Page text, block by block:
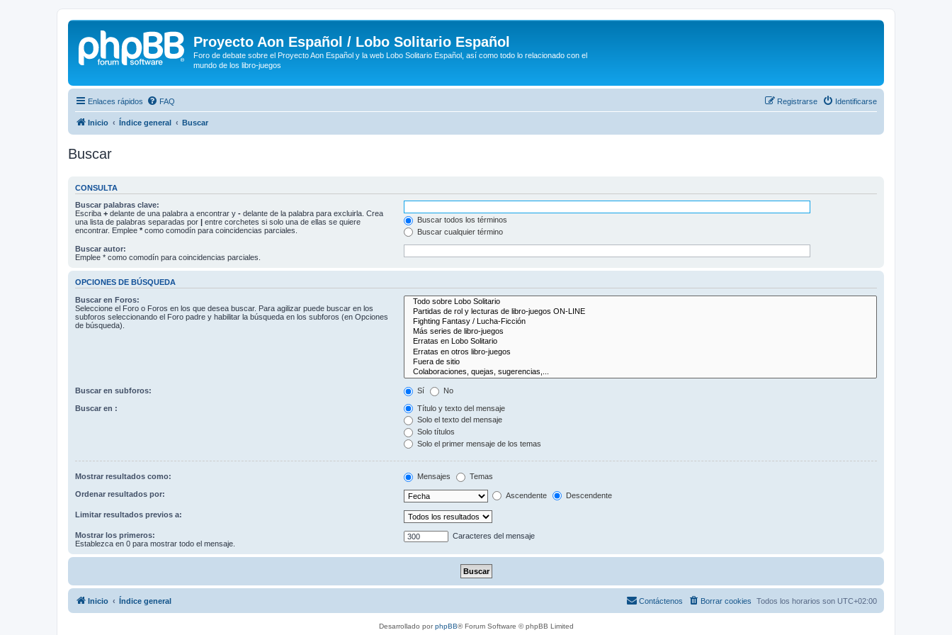
Proyecto Aon Español / Lobo Solitario Español
Foro de debate sobre el Proyecto Aon Español y la web Lobo Solitario Español, así como todo lo relacionado con el
mundo de los libro-juegos
Enlaces rápidos FAQ Identificarse
Registrarse
Inicio Índice general Buscar
Buscar
CONSULTA
Buscar palabras clave:
Escriba + delante de una palabra a encontrar y - delante de la palabra para excluirla. Crea
una lista de palabras separadas por | entre corchetes si solo una de ellas se quiere
encontrar. Emplee * como comodín para coincidencias parciales.
Buscar todos los términos
Buscar cualquier término
Buscar autor:
Emplee * como comodín para coincidencias parciales.
OPCIONES DE BÚSQUEDA
Buscar en Foros:
Seleccione el Foro o Foros en los que desea buscar. Para agilizar puede buscar en los
subforos seleccionando el Foro padre y habilitar la búsqueda en los subforos (en Opciones
de búsqueda).
Buscar en subforos: Sí No
Buscar en :
Título y texto del mensaje
Solo el texto del mensaje
Solo títulos
Solo el primer mensaje de los temas
Mostrar resultados como: Mensajes Temas
Ordenar resultados por: Ascendente Descendente
Limitar resultados previos a:
Mostrar los primeros:
Establezca en 0 para mostrar todo el mensaje.
Caracteres del mensaje
Inicio Índice general Todos los horarios son UTC+02:00
Borrar cookies
Contáctenos
Desarrollado porphpBB® Forum Software © phpBB Limited